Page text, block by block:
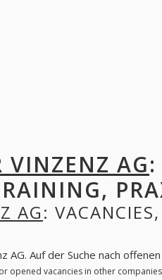
VINZENZ AG:
AG:
Auf der Suche nach
opened vacancies in other companies